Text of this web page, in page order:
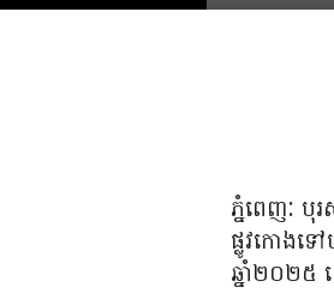
ភ្នំពេញៈ
ផ្លូវកោងទ
ឆ្នាំ២០២៥